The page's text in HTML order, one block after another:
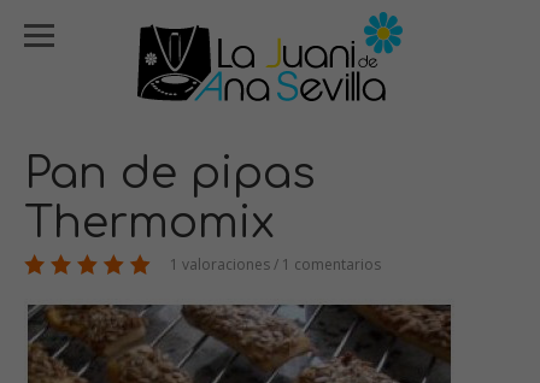
Pan de pipas
Thermomix
1 valoraciones / 1 comentarios